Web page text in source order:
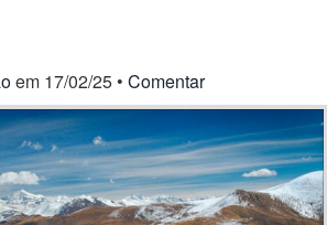
em 17/02/25 • Comentar